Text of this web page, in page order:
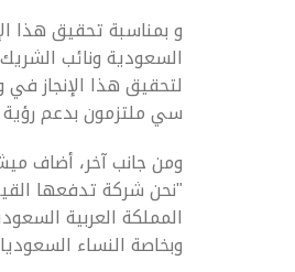
و بمناسبة تحقيق هذا
السعودية ونائب
سي ملتزمون بدعم رؤية
ومن جانب آخر، أضاف
"نحن شركة تدفعها
وبخاصة النساء